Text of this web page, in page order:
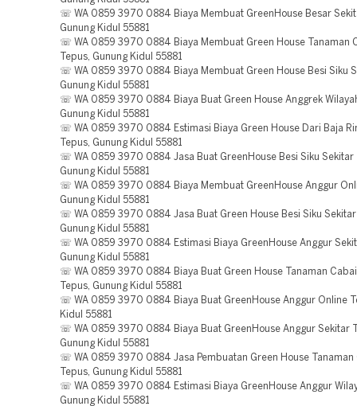
☏ WA 0859 3970 0884 Biaya Membuat GreenHouse Besar
Gunung Kidul 55881
☏ WA 0859 3970 0884 Biaya Membuat Green House Tanaman
Tepus, Gunung Kidul 55881
☏ WA 0859 3970 0884 Biaya Membuat Green House Besi Siku
Gunung Kidul 55881
☏ WA 0859 3970 0884 Biaya Buat Green House Anggrek
Gunung Kidul 55881
☏ WA 0859 3970 0884 Estimasi Biaya Green House Dari Baja
Tepus, Gunung Kidul 55881
☏ WA 0859 3970 0884 Jasa Buat GreenHouse Besi Siku Sekitar
Gunung Kidul 55881
☏ WA 0859 3970 0884 Biaya Membuat GreenHouse Anggur
Gunung Kidul 55881
☏ WA 0859 3970 0884 Jasa Buat Green House Besi Siku Sekitar
Gunung Kidul 55881
☏ WA 0859 3970 0884 Estimasi Biaya GreenHouse Anggur
Gunung Kidul 55881
☏ WA 0859 3970 0884 Biaya Buat Green House Tanaman
Tepus, Gunung Kidul 55881
☏ WA 0859 3970 0884 Biaya Buat GreenHouse Anggur Online
Kidul 55881
☏ WA 0859 3970 0884 Biaya Buat GreenHouse Anggur Sekitar
Gunung Kidul 55881
☏ WA 0859 3970 0884 Jasa Pembuatan Green House Tanaman
Tepus, Gunung Kidul 55881
☏ WA 0859 3970 0884 Estimasi Biaya GreenHouse Anggur
Gunung Kidul 55881